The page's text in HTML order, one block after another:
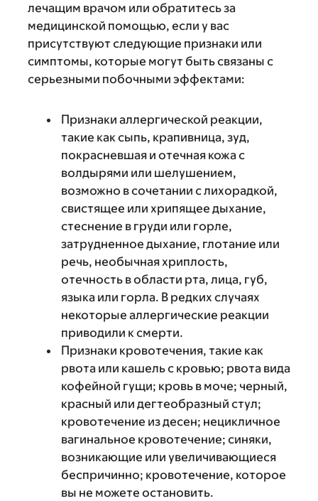
лечащим врачом или обратитесь за
медицинской помощью, если у вас
присутствуют следующие признаки или
симптомы, которые могут быть связаны с
серьезными побочными эффектами:
Признаки аллергической реакции,
такие как сыпь, крапивница, зуд,
покрасневшая и отечная кожа с
волдырями или шелушением,
возможно в сочетании с лихорадкой,
свистящее или хрипящее дыхание,
стеснение в груди или горле,
затрудненное дыхание, глотание или
речь, необычная хриплость,
отечность в области рта, лица, губ,
языка или горла. В редких случаях
некоторые аллергические реакции
приводили к смерти.
Признаки кровотечения, такие как
рвота или кашель с кровью; рвота вида
кофейной гущи; кровь в моче; черный,
красный или дегтеобразный стул;
кровотечение из десен; нецикличное
вагинальное кровотечение; синяки,
возникающие или увеличивающиеся
беспричинно; кровотечение, которое
вы не можете остановить.